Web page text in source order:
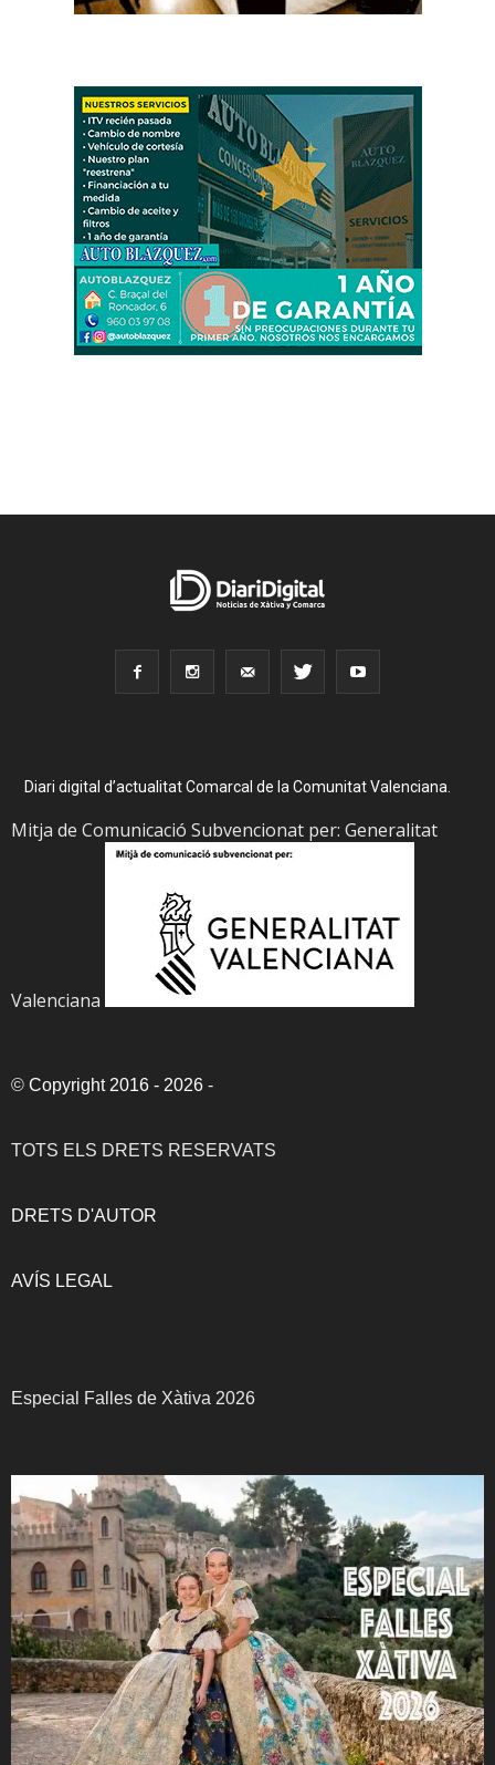
Diari digital d’actualitat Comarcal de la Comunitat Valenciana.
Mitja de Comunicació Subvencionat per: Generalitat
Valenciana
© Copyright 2016 - 2026 -
TOTS ELS DRETS RESERVATS
DRETS D'AUTOR
AVÍS LEGAL
Especial Falles de Xàtiva 2026